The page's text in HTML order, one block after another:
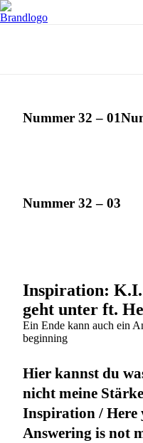
Nummer 32 – 01
Nummer 32 – 03
Inspiration:
geht unter ft.
Ein Ende kann auch ein
beginning
Hier kannst du
nicht meine
Inspiration / Here
Answering is not